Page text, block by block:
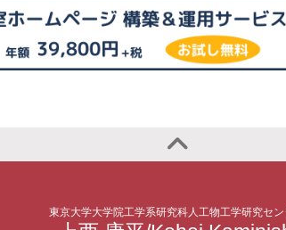
東京大学大学院工学系研究科人工物工学研究セン